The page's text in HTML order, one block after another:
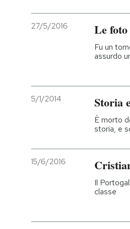
Entra
27/5/2016 Le
Fu un
assurdo
5/1/2014 Storia
È morto
storia, e
15/6/2016
Il
classe